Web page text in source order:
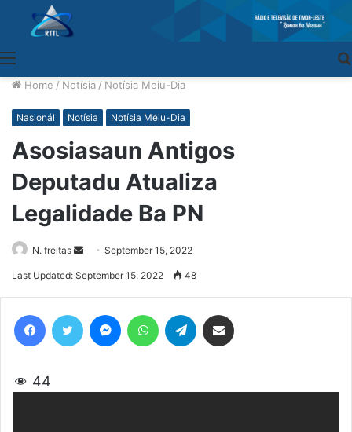
Home / Notísia / Notísia Meiu-Dia
Nasionál Notísia Notísia Meiu-Dia
Asosiasaun Antigos
Deputadu Atualiza
Legalidade Ba PN
N. freitas
SendSeptember 15, 2022
Last Updated: September 15, 2022 48
44